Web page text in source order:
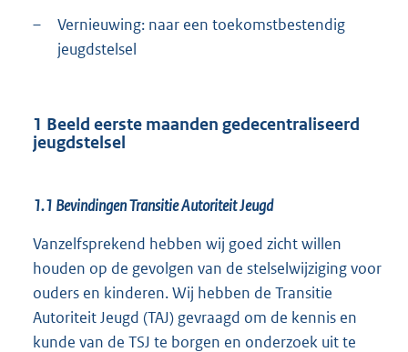
–
Vernieuwing: naar een toekomstbestendig
jeugdstelsel
1 Beeld eerste maanden gedecentraliseerd
jeugdstelsel
1.1 Bevindingen Transitie Autoriteit Jeugd
Vanzelfsprekend hebben wij goed zicht willen
houden op de gevolgen van de stelselwijziging voor
ouders en kinderen. Wij hebben de Transitie
Autoriteit Jeugd (TAJ) gevraagd om de kennis en
kunde van de TSJ te borgen en onderzoek uit te